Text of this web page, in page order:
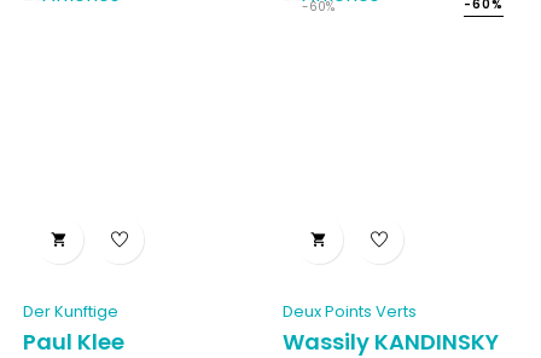

Der Kunftige
Paul Klee
-60%

Deux Points Verts
Wassily KANDINSKY
-60%